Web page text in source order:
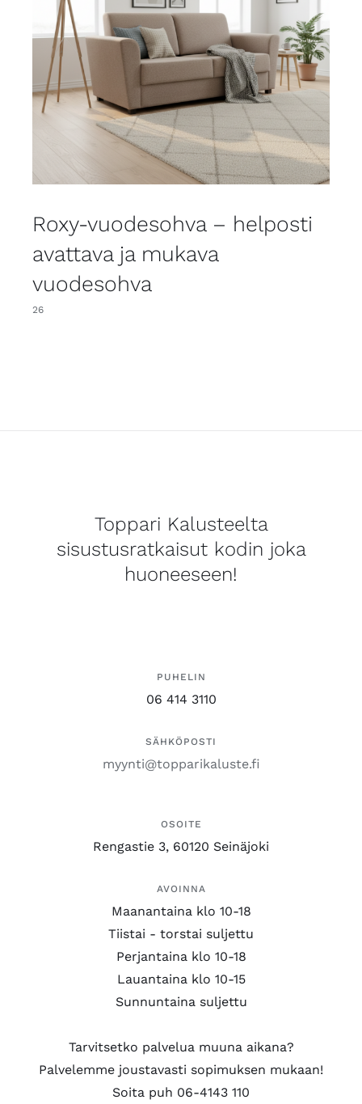
Roxy-vuodesohva – helposti
avattava ja mukava
vuodesohva
26
Toppari Kalusteelta
sisustusratkaisut kodin joka
huoneeseen!
PUHELIN
06 414 3110
SÄHKÖPOSTI
myynti@topparikaluste.fi
OSOITE
Rengastie 3, 60120 Seinäjoki
AVOINNA
Maanantaina klo 10-18
Tiistai - torstai suljettu
Perjantaina klo 10-18
Lauantaina klo 10-15
Sunnuntaina suljettu
Tarvitsetko palvelua muuna aikana?
Palvelemme joustavasti sopimuksen mukaan!
Soita puh 06-4143 110